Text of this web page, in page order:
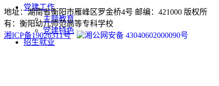
党建工作
主题教育
党建特色
招生就业
地址：湖南省衡阳市雁峰区罗金桥4号 邮编：421000 版权所
有：衡阳幼儿师范高等专科学校
湘ICP备19026311号
湘公网安备 43040602000090号